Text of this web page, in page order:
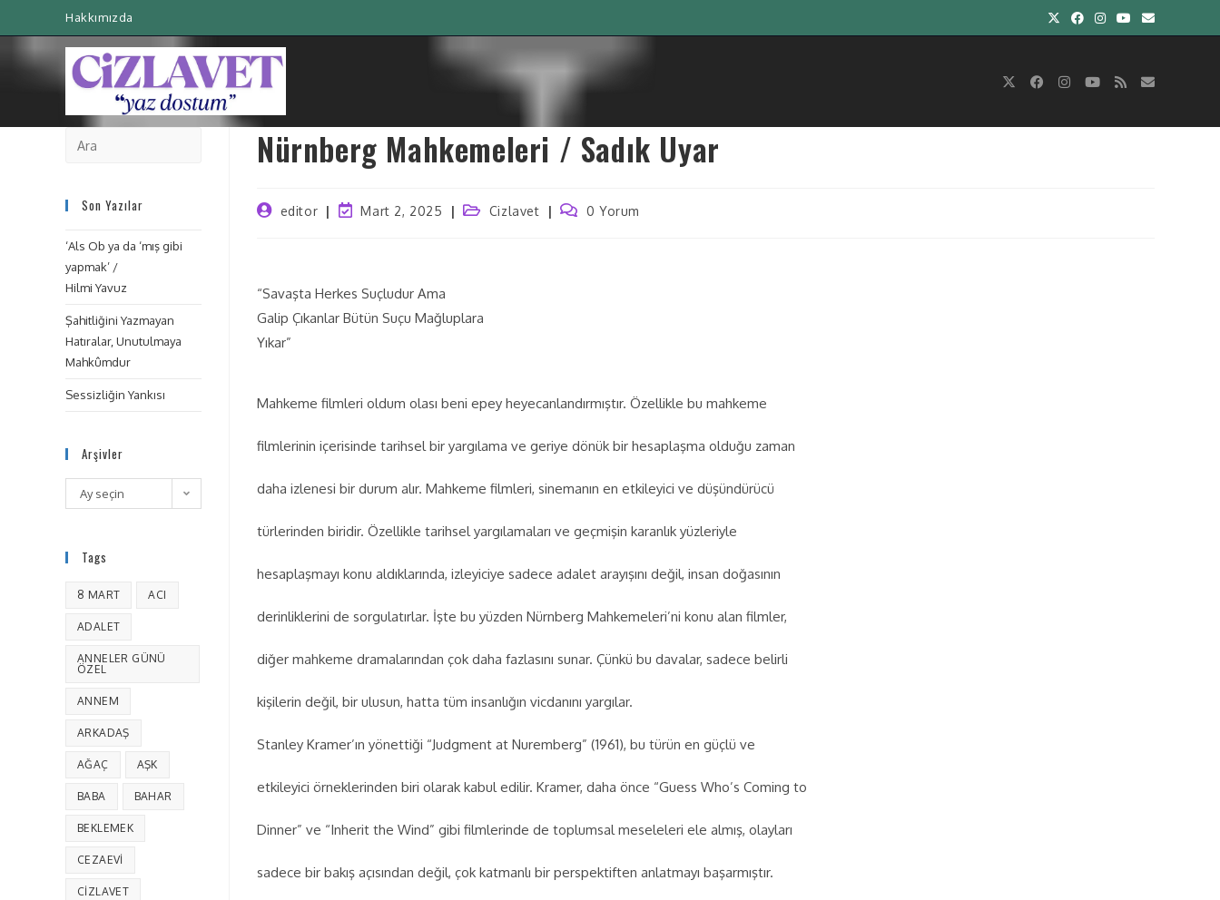
Hakkımızda
Nürnberg Mahkemeleri / Sadık Uyar
editor Mart 2, 2025 Cizlavet 0 Yorum
“Savaşta Herkes Suçludur Ama
Galip Çıkanlar Bütün Suçu Mağluplara
Yıkar”
Mahkeme filmleri oldum olası beni epey heyecanlandırmıştır. Özellikle bu mahkeme
filmlerinin içerisinde tarihsel bir yargılama ve geriye dönük bir hesaplaşma olduğu zaman
daha izlenesi bir durum alır. Mahkeme filmleri, sinemanın en etkileyici ve düşündürücü
türlerinden biridir. Özellikle tarihsel yargılamaları ve geçmişin karanlık yüzleriyle
hesaplaşmayı konu aldıklarında, izleyiciye sadece adalet arayışını değil, insan doğasının
derinliklerini de sorgulatırlar. İşte bu yüzden Nürnberg Mahkemeleri’ni konu alan filmler,
diğer mahkeme dramalarından çok daha fazlasını sunar. Çünkü bu davalar, sadece belirli
kişilerin değil, bir ulusun, hatta tüm insanlığın vicdanını yargılar.
Stanley Kramer’ın yönettiği “Judgment at Nuremberg” (1961), bu türün en güçlü ve
etkileyici örneklerinden biri olarak kabul edilir. Kramer, daha önce “Guess Who’s Coming to
Dinner” ve “Inherit the Wind” gibi filmlerinde de toplumsal meseleleri ele almış, olayları
sadece bir bakış açısından değil, çok katmanlı bir perspektiften anlatmayı başarmıştır.
Son Yazılar
‘Als Ob ya da ‘mış gibi
yapmak’ /
Hilmi Yavuz
Şahitliğini Yazmayan
Hatıralar, Unutulmaya
Mahkûmdur
Sessizliğin Yankısı
Arşivler
Ay seçin
Tags
8 MART ACI
ADALET
ANNELER GÜNÜ
ÖZEL
ANNEM
ARKADAŞ
AĞAÇ AŞK
BABA BAHAR
BEKLEMEK
CEZAEVI
CIZLAVET